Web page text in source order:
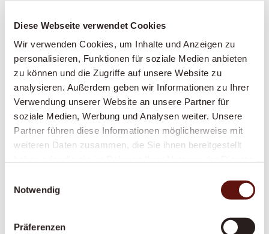
Diese Webseite verwendet Cookies
Wir verwenden Cookies, um Inhalte und Anzeigen zu
personalisieren, Funktionen für soziale Medien anbieten
zu können und die Zugriffe auf unsere Website zu
analysieren. Außerdem geben wir Informationen zu Ihrer
Verwendung unserer Website an unsere Partner für
soziale Medien, Werbung und Analysen weiter. Unsere
Partner führen diese Informationen möglicherweise mit
weiteren Daten zusammen, die Sie ihnen bereitgestellt
Notwendig
Präferenzen
Körperpflege, beim An- und Auskleiden, Hilfe bei
der Mobilität
Erinnerung an Medikamente:Damit Sie Ihre
Medikamente zuverlässig zum richtigen Zeitpunkt
einnehmen
Betreuung bei Demenz oder Parkinson:
Spezialisierte, einfühlsame Begleitung bei
kognitiven oder motorischen Einschränkungen
Begleitung in palliativen Situationen:
Lebensphase